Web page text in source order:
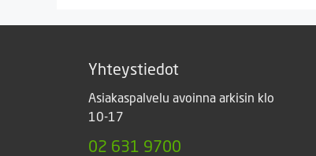
Yhteystiedot
Asiakaspalvelu avoinna arkisin klo
10-17
02 631 9700